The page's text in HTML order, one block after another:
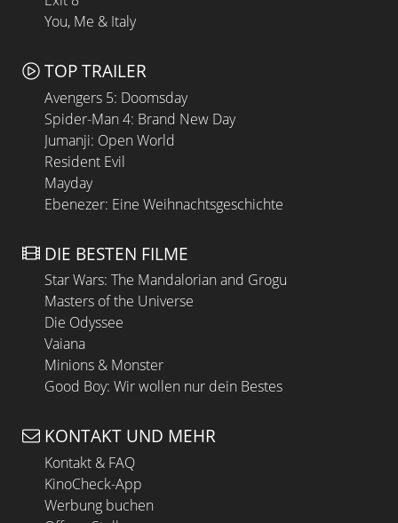
You, Me & Italy
TOP TRAILER
Avengers 5: Doomsday
Spider-Man 4: Brand New Day
Jumanji: Open World
Resident Evil
Mayday
Ebenezer: Eine Weihnachtsgeschichte
DIE BESTEN FILME
Star Wars: The Mandalorian and Grogu
Masters of the Universe
Die Odyssee
Vaiana
Minions & Monster
Good Boy: Wir wollen nur dein Bestes
KONTAKT UND MEHR
Kontakt & FAQ
KinoCheck-App
Werbung buchen